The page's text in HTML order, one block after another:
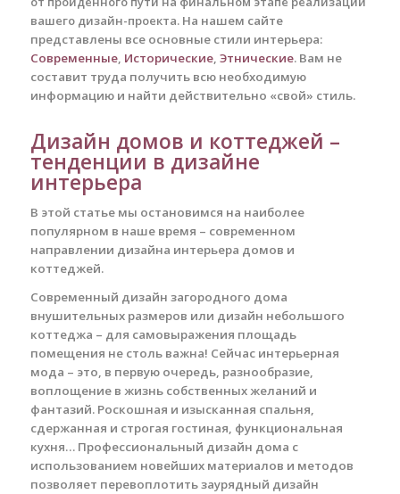
вашего дизайн-проекта. На нашем сайте
представлены все основные стили интерьера:
Современные, Исторические, Этнические. Вам не
составит труда получить всю необходимую
информацию и найти действительно «свой» стиль.
Дизайн домов и коттеджей –
тенденции в дизайне
интерьера
В этой статье мы остановимся на наиболее
популярном в наше время – современном
направлении дизайна интерьера домов и
коттеджей.
Современный дизайн загородного дома
внушительных размеров или дизайн небольшого
коттеджа – для самовыражения площадь
помещения не столь важна! Сейчас интерьерная
мода – это, в первую очередь, разнообразие,
воплощение в жизнь собственных желаний и
фантазий. Роскошная и изысканная спальня,
сдержанная и строгая гостиная, функциональная
кухня… Профессиональный дизайн дома с
использованием новейших материалов и методов
позволяет перевоплотить заурядный дизайн